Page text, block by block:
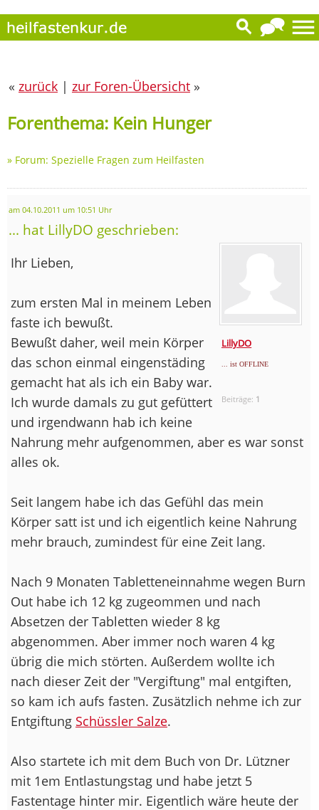
« zurück | zur Foren-Übersicht »
Forenthema: Kein Hunger
» Forum: Spezielle Fragen zum Heilfasten
am 04.10.2011 um 10:51 Uhr
... hat LillyDO geschrieben:
LillyDO
... ist OFFLINE
Beiträge: 1
Ihr Lieben,
zum ersten Mal in meinem Leben
faste ich bewußt.
Bewußt daher, weil mein Körper
das schon einmal eingenstäding
gemacht hat als ich ein Baby war.
Ich wurde damals zu gut gefüttert
und irgendwann hab ich keine
Nahrung mehr aufgenommen, aber es war sonst
alles ok.
Seit langem habe ich das Gefühl das mein
Körper satt ist und ich eigentlich keine Nahrung
mehr brauch, zumindest für eine Zeit lang.
Nach 9 Monaten Tabletteneinnahme wegen Burn
Out habe ich 12 kg zugeommen und nach
Absetzen der Tabletten wieder 8 kg
abgenommen. Aber immer noch waren 4 kg
übrig die mich störten. Außerdem wollte ich
nach dieser Zeit der "Vergiftung" mal entgiften,
so kam ich aufs fasten. Zusätzlich nehme ich zur
Entgiftung Schüssler Salze.
Also startete ich mit dem Buch von Dr. Lützner
mit 1em Entlastungstag und habe jetzt 5
Fastentage hinter mir. Eigentlich wäre heute der